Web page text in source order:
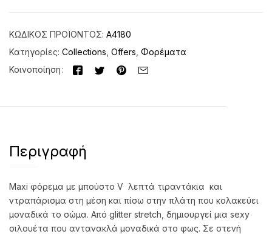
ΚΩΔΙΚΌΣ ΠΡΟΪΌΝΤΟΣ: Α4180
Κατηγορίες: Collections Offers Φορέματα
Κοινοποίηση
Περιγραφή
Maxi φόρεμα με μπούστο V λεπτά τιραντάκια και
ντραπάρισμα στη μέση και πίσω στην πλάτη που κολακεύει
μοναδικά το σώμα. Από glitter stretch, δημιουργεί μια sexy
σιλουέτα που αντανακλά μοναδικά στο φως. Σε στενή